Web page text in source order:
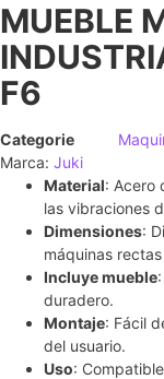
MUEBLE
F6
Categorie
Marca: Juki
Material: Acero
las vibraciones
Dimensiones:
máquinas
Incluye mueble
duradero.
Montaje: Fácil
del usuario.
Uso: